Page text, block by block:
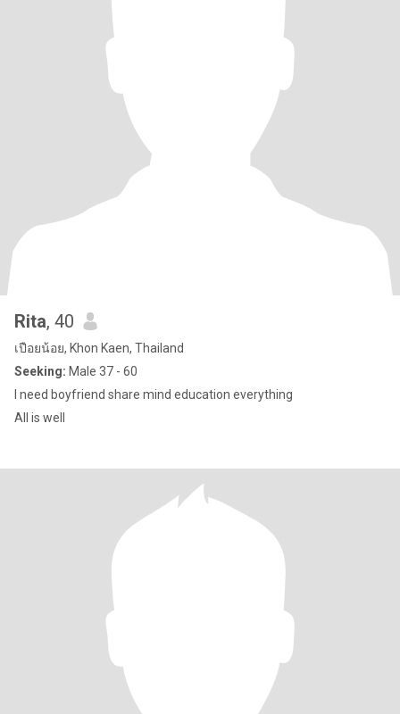
Rita, 40
เปือยน้อย, Khon Kaen, Thailand
Seeking: Male 37 - 60
I need boyfriend share mind education everything
All is well